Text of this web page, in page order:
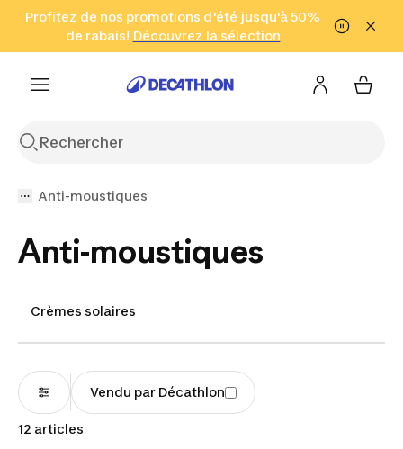
Aller à la recherche Aller au contenu Aller au pied de
Profitez de nos promotions d'été jusqu'à 50%
de rabais! Découvrez la sélection
Cliquez ici
en seulement 2 h!
(Zones sélectionnées)
Anti-moustiques
Anti-moustiques
Crèmes solaires
Vendu par Décathlon
12 articles